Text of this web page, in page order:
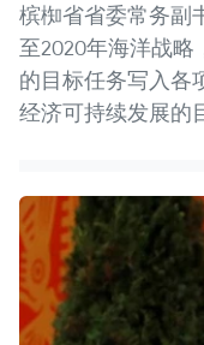
槟椥省省委常务副
至2020年海洋战略
的目标任务写入各
经济可持续发展的